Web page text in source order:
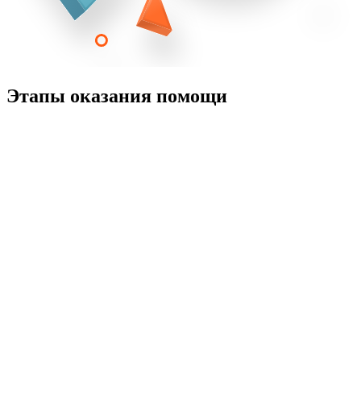
Этапы оказания помощи